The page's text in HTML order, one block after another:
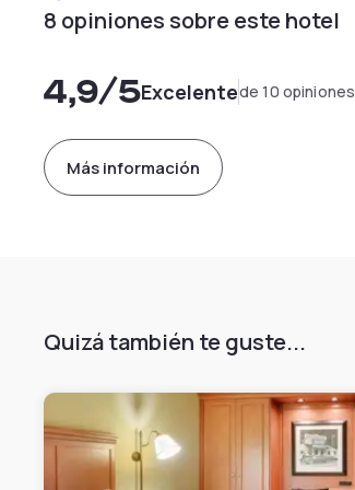
8 opiniones sobre este hotel
4,9/5Excelentede 10 opiniones
Más información
Quizá también te guste...